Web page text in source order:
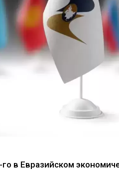
в Евразийском